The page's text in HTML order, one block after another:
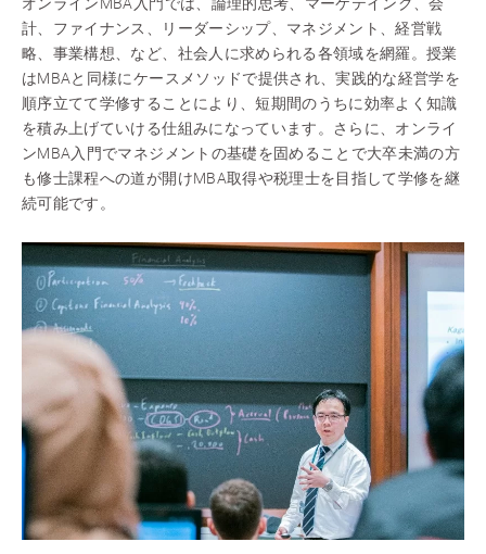
オンラインMBA入門では、論理的思考、マーケテイング、会
計、ファイナンス、リーダーシップ、マネジメント、経営戦
略、事業構想、など、社会人に求められる各領域を網羅。授業
はMBAと同様にケースメソッドで提供され、実践的な経営学を
順序立てて学修することにより、短期間のうちに効率よく知識
を積み上げていける仕組みになっています。さらに、オンライ
ンMBA入門でマネジメントの基礎を固めることで大卒未満の方
も修士課程への道が開けMBA取得や税理士を目指して学修を継
続可能です。